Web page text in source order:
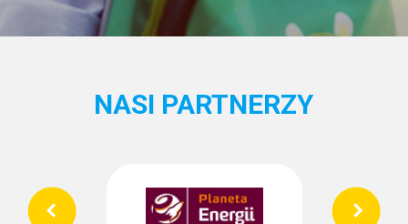
NASI PARTNERZY